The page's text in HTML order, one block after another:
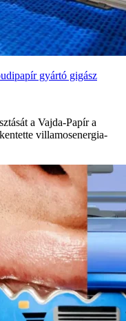
gyártó gigász
a Vajda-Papír a
villamosenergia-